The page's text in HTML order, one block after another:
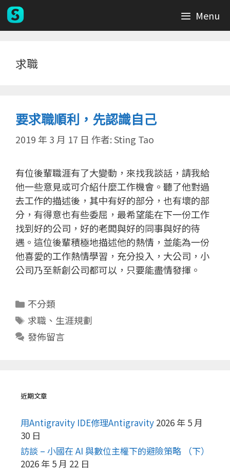
跳
至
主
Menu
求職
要求職順利，先認識自己
2019 年 3 月 17 日 作者:Sting Tao
有位後輩職涯有了大變動，來找我談話，請我給
他一些意見或可介紹什麼工作機會。聽了他對過
去工作的描述後，其中有好的部分，也有壞的部
分，有得意也有些委屈，最希望能在下一份工作
找到好的公司，好的老闆與好的同事與好的待
遇。這位後輩積極地描述他的熱情，並能為一份
他喜愛的工作熱情學習，充分投入，大公司，小
公司乃至新創公司都可以，只要能盡情發揮。
分
類
不分類
標
籤
求職、 生涯規劃
發佈留言
近期文章
用Antigravity IDE修理Antigravity 2026 年 5 月
30 日
訪談 – 小國在 AI 與數位主權下的避險策略 （下）
2026 年 5 月 22 日